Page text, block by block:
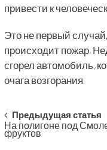
привести к
Это не первый
происходит пожар.
сгорел автомобиль,
очага возгорания.
Post
navigation
Предыдущая статья
На полигоне под
фруктов